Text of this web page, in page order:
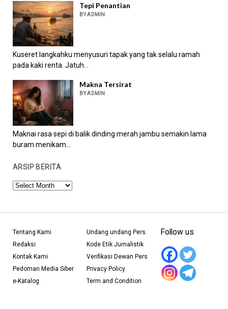
Tepi Penantian
BY ADMIN
Kuseret langkahku menyusuri tapak yang tak selalu ramah
pada kaki renta. Jatuh...
Makna Tersirat
BY ADMIN
Maknai rasa sepi di balik dinding merah jambu semakin lama
buram menikam...
ARSIP BERITA
ARSIP
Tentang Kami
Redaksi
Kontak Kami
Pedoman Media Siber
e-Katalog
Undang undang Pers
Kode Etik Jurnalistik
Verifikasi Dewan Pers
Privacy Policy
Term and Condition
Follow us